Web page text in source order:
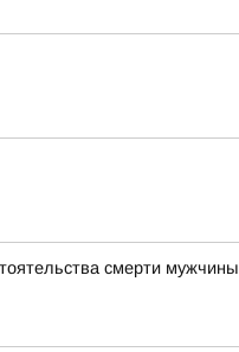
смерти мужчины